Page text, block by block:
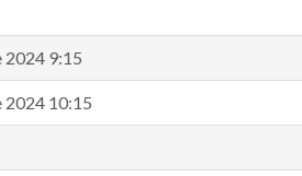
2024 9:15
2024 10:15